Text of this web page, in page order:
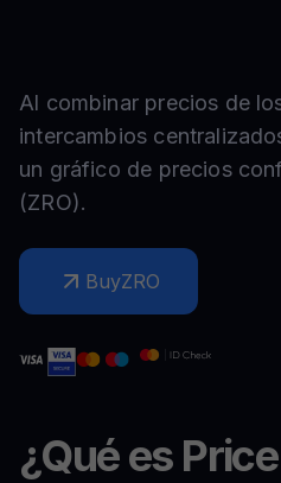
Al combinar precios de
intercambios
un gráfico de precios
(ZRO).
BuyZRO
¿Qué es